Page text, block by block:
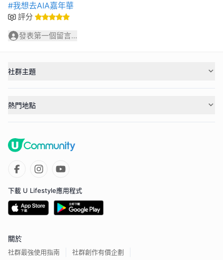
#我想去AIA嘉年華
評分
發表第一個留言...
社群主題
熱門地點
下載 U Lifestyle應用程式
關於
社群最強使用指南 社群創作有價企劃